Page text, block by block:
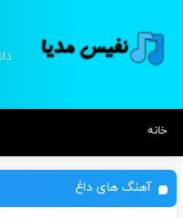
خانه
آهنگ های داغ